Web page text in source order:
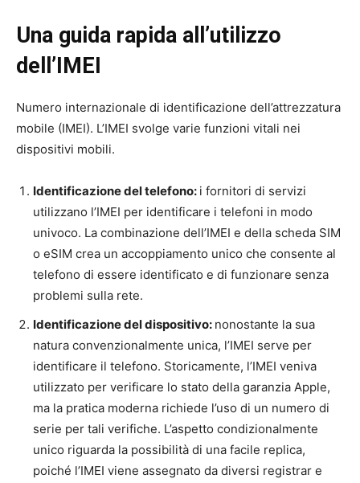
Una guida rapida all’utilizzo
dell’IMEI
Numero internazionale di identificazione dell’attrezzatura
mobile (IMEI). L’IMEI svolge varie funzioni vitali nei
dispositivi mobili.
Identificazione del telefono: i fornitori di servizi
utilizzano l’IMEI per identificare i telefoni in modo
univoco. La combinazione dell’IMEI e della scheda SIM
o eSIM crea un accoppiamento unico che consente al
telefono di essere identificato e di funzionare senza
problemi sulla rete.
Identificazione del dispositivo: nonostante la sua
natura convenzionalmente unica, l’IMEI serve per
identificare il telefono. Storicamente, l’IMEI veniva
utilizzato per verificare lo stato della garanzia Apple,
ma la pratica moderna richiede l’uso di un numero di
serie per tali verifiche. L’aspetto condizionalmente
unico riguarda la possibilità di una facile replica,
poiché l’IMEI viene assegnato da diversi registrar e